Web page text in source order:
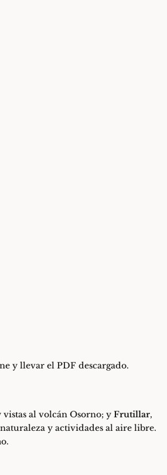
y llevar el PDF descargado.
al volcán Osorno; y Frutillar,
y actividades al aire libre.